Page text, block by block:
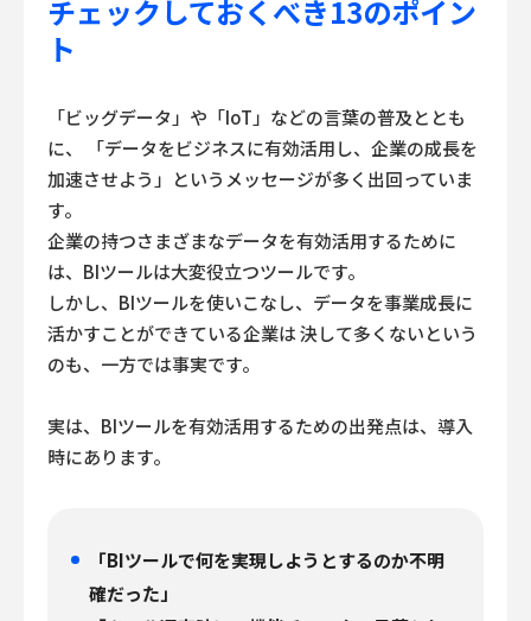
チェックしておくべき13のポイン
ト
「ビッグデータ」や「IoT」などの言葉の普及ととも
に、
「データをビジネスに有効活用し、企業の成長を
加速させよう」というメッセージが多く出回っていま
す。
企業の持つさまざまなデータを有効活用するために
は、BIツールは大変役立つツールです。
しかし、BIツールを使いこなし、データを事業成長に
活かすことができている企業は決して多くないという
のも、一方では事実です。
実は、BIツールを有効活用するための出発点は、導入
時にあります。
「BIツールで何を実現しようとするのか不明
確だった」